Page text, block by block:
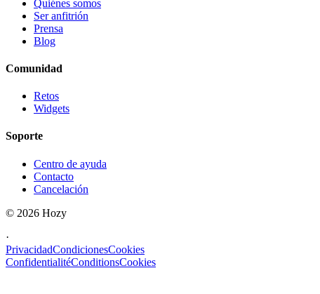
Quiénes somos
Ser anfitrión
Prensa
Blog
Comunidad
Retos
Widgets
Soporte
Centro de ayuda
Contacto
Cancelación
© 2026 Hozy
·
PrivacidadCondicionesCookies
ConfidentialitéConditionsCookies